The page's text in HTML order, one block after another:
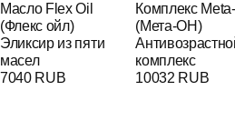
Масло Flex Oil
(Флекс ойл)
Эликсир из пяти
масел
7040 RUB
Комплекс
(Мета-ОН)
комплекс
10032 RUB